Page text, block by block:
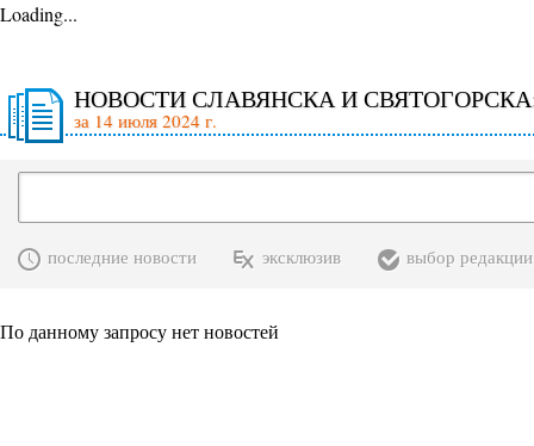
Loading...
НОВОСТИ СЛАВЯНСКА И
за 14 июля 2024 г.
последние новости эксклюзив выбор редакции
По данному запросу нет новостей